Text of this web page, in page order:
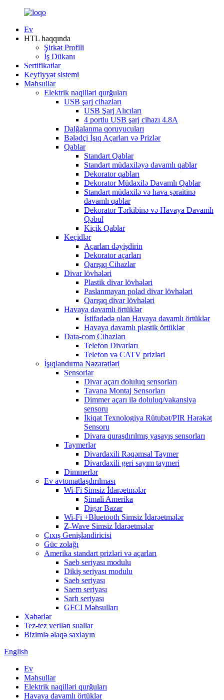
Ev
HTL haqqında
Şirkət Profili
İş Dükanı
Sertifikatlar
Keyfiyyət sistemi
Məhsullar
Elektrik naqilləri qurğuları
USB şarj cihazları
USB Şarj Alıcıları
4 portlu USB şarj cihazı 4.8A
Dalğalanma qoruyucuları
Bələdçi İşıq Açarları və Prizlər
Qablar
Standart Qablar
Standart müdaxiləyə davamlı qablar
Dekorator qabları
Dekorator Müdaxilə Davamlı Qablar
Standart müdaxilə və hava şəraitinə
davamlı qablar
Dekorator Tərkibinə və Havaya Davamlı
Qəbul
Kiçik Qablar
Keçidlər
Açarları dəyişdirin
Dekorator açarları
Qarışıq Cihazlar
Divar lövhələri
Plastik divar lövhələri
Paslanmayan polad divar lövhələri
Qarışıq divar lövhələri
Havaya davamlı örtüklər
İstifadədə olan Havaya davamlı örtüklər
Havaya davamlı plastik örtüklər
Data-com Cihazları
Telefon Divarları
Telefon və CATV prizləri
İşıqlandırma Nəzarətləri
Sensorlar
Divar açarı doluluq sensorları
Tavana Montaj Sensorları
Dimmer açarı ilə doluluq/vakansiya
sensoru
İkiqat Texnologiya Rütubət/PIR Hərəkət
Sensoru
Divara quraşdırılmış yaşayış sensorları
Taymerlər
Divardaxili Rəqəmsal Taymer
Divardaxili geri sayım taymeri
Dimmerlər
Ev avtomatlaşdırılması
Wi-Fi Simsiz İdarəetmələr
Şimali Amerika
Digər Bazar
Wi-Fi +Bluetooth Simsiz İdarəetmələr
Z-Wave Simsiz İdarəetmələr
Çıxış Genişləndiricisi
Güc zolağı
Amerika standart prizləri və açarları
Saeb seriyası modulu
Dikiş seriyası modulu
Saeb seriyası
Saem seriyası
Sarh seriyası
GFCI Məhsulları
Xəbərlər
Tez-tez verilən suallar
Bizimlə əlaqə saxlayın
English
Ev
Məhsullar
Elektrik naqilləri qurğuları
Havaya davamlı örtüklər